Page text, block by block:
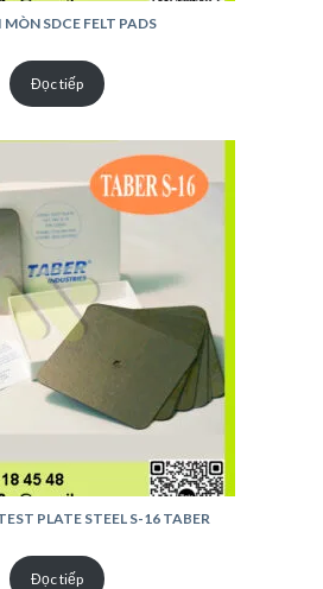
MÒN SDCE FELT PADS
Đọc tiếp
PLATE STEEL S-16 TABER
Đọc tiếp